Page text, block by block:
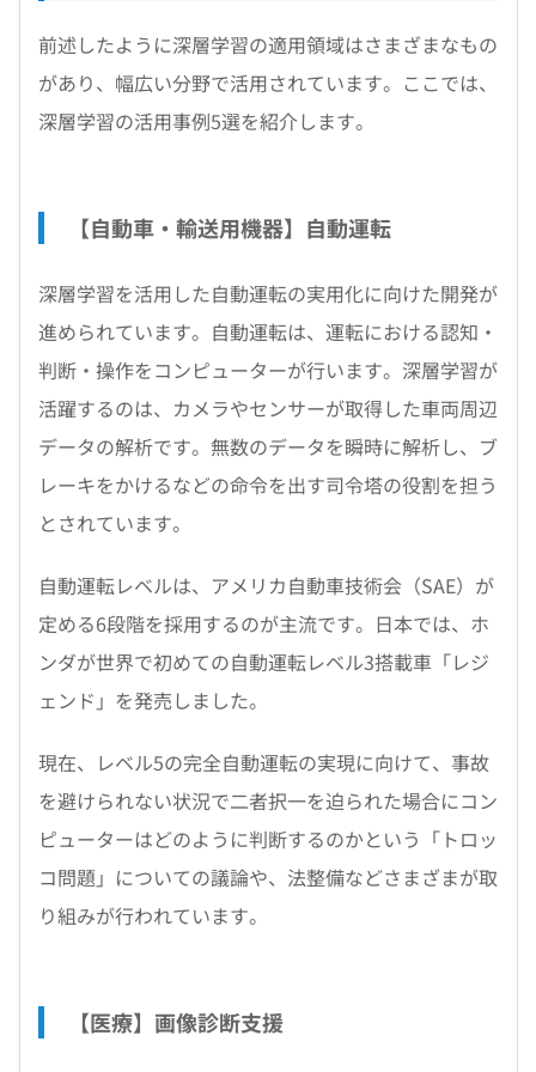
前述したように深層学習の適用領域はさまざまなもの
があり、幅広い分野で活用されています。ここでは、
深層学習の活用事例5選を紹介します。
【自動車・輸送用機器】自動運転
深層学習を活用した自動運転の実用化に向けた開発が
進められています。自動運転は、運転における認知・
判断・操作をコンピューターが行います。深層学習が
活躍するのは、カメラやセンサーが取得した車両周辺
データの解析です。無数のデータを瞬時に解析し、ブ
レーキをかけるなどの命令を出す司令塔の役割を担う
とされています。
自動運転レベルは、アメリカ自動車技術会（SAE）が
定める6段階を採用するのが主流です。日本では、ホ
ンダが世界で初めての自動運転レベル3搭載車「レジ
ェンド」を発売しました。
現在、レベル5の完全自動運転の実現に向けて、事故
を避けられない状況で二者択一を迫られた場合にコン
ピューターはどのように判断するのかという「トロッ
コ問題」についての議論や、法整備などさまざまが取
り組みが行われています。
【医療】画像診断支援